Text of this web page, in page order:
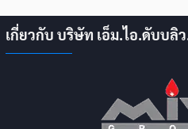
เกี่ยวกับ บริษัท เอ็ม.ไอ.ดับบลิ